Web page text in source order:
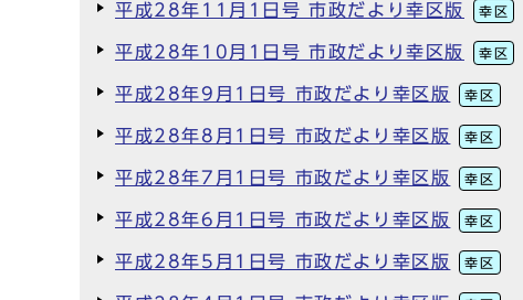
平成28年11月1日号 市政だより幸区版 幸区
平成28年10月1日号 市政だより幸区版 幸区
平成28年9月1日号 市政だより幸区版 幸区
平成28年8月1日号 市政だより幸区版 幸区
平成28年7月1日号 市政だより幸区版 幸区
平成28年6月1日号 市政だより幸区版 幸区
平成28年5月1日号 市政だより幸区版 幸区